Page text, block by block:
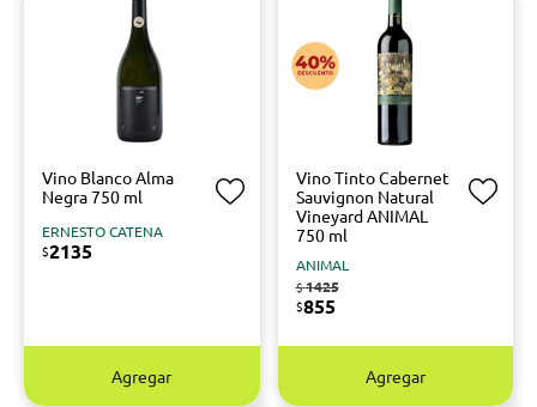
Vino Blanco Alma
Negra 750 ml
ERNESTO CATENA
$2135
Agregar
Vino Tinto Cabernet
Sauvignon Natural
Vineyard ANIMAL
750 ml
ANIMAL
$1425
$855
Agregar